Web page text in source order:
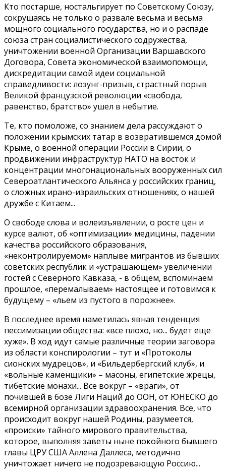
Кто постарше, ностальгирует по Советскому Союзу,
сокрушаясь не только о развале весьма и весьма
мощного социального государства, но и о распаде
союза стран социалистического содружества,
уничтожении военной Организации Варшавского
Договора, Совета экономической взаимопомощи,
дискредитации самой идеи социальной
справедливости: лозунг-призыв, страстный порыв
Великой французской революции «свобода,
равенство, братство» ушел в небытие.
Те, кто помоложе, со знанием дела рассуждают о
положении крымских татар в возвратившемся домой
Крыме, о военной операции России в Сирии, о
продвижении инфраструктур НАТО на восток и
концентрации многонациональных вооруженных сил
Североатлантического Альянса у российских границ,
о сложных ирано-израильских отношениях, о нашей
дружбе с Китаем...
О свободе слова и волеизъявлении, о росте цен и
курсе валют, об «оптимизации» медицины, падении
качества российского образования,
«неконтролируемом» наплыве мигрантов из бывших
советских республик и «устрашающем» увеличении
гостей с Северного Кавказа, - в общем, вспоминаем
прошлое, «перемалываем» настоящее и готовимся к
будущему – «льем из пустого в порожнее».
В последнее время наметилась явная тенденция
пессимизации общества: «все плохо, но... будет еще
хуже». В ход идут самые различные теории заговора
из области конспирологии – тут и «Протоколы
сионских мудрецов», и «Бильдербергский клуб», и
«вольные каменщики» – масоны, египетские жрецы,
тибетские монахи... Все вокруг – «враги», от
почившей в бозе Лиги Наций до ООН, от ЮНЕСКО до
всемирной организации здравоохранения. Все, что
происходит вокруг нашей Родины, разумеется,
«происки» тайного мирового правительства,
которое, выполняя заветы ныне покойного бывшего
главы ЦРУ США Аллена Даллеса, методично
уничтожает ничего не подозревающую Россию...